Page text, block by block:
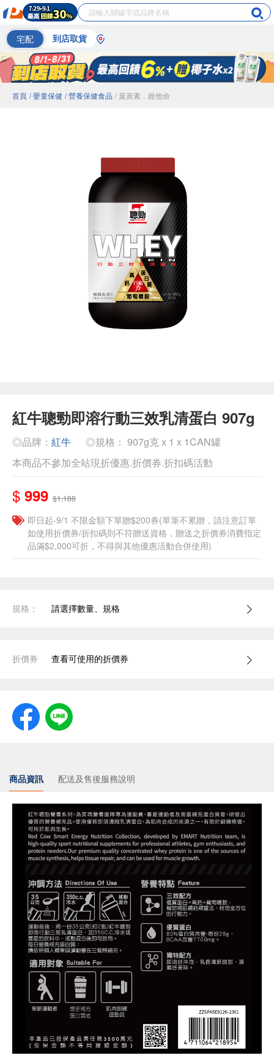
宅配 到店取貨
首頁 / 嬰童保健 / 營養保健食品 / 葉黃素．維他命
紅牛聰勁即溶行動三效乳清蛋白 907g
◎品牌： 紅牛
◎規格： 907g克 x 1 x 1CAN罐
本商品不參加全站現折優惠.折價券.折扣碼活動
$ 999 $1,188
即日起-9/1 不限金額下單贈$200券(單筆不累贈，請注意訂單
如使用折價券/折扣碼則不符贈送資格，贈送之折價券消費指定
品滿$2,000可折，不得與其他優惠活動合併使用)
規格： 請選擇數量、規格
折價券 查看可使用的折價券
商品資訊 配送及售後服務說明